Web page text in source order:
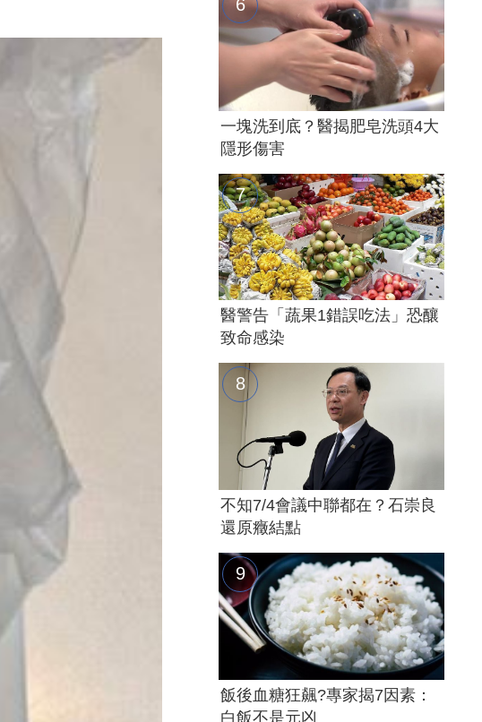
一塊洗到底？醫揭肥皂洗頭4大
隱形傷害
醫警告「蔬果1錯誤吃法」恐釀
致命感染
不知7/4會議中聯都在？石崇良
還原癥結點
飯後血糖狂飆?專家揭7因素：
白飯不是元凶